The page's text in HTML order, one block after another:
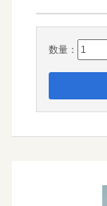
数量：